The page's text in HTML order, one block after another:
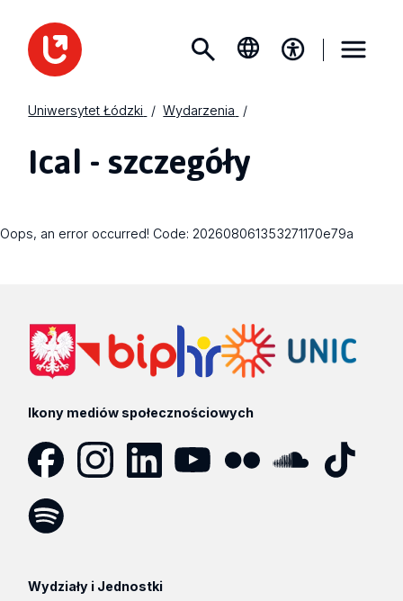
Uniwersytet Łódzki Wydarzenia
Ical - szczegóły
Oops, an error occurred! Code: 202608061353271170e79a
Ikony mediów społecznościowych
Wydziały i Jednostki